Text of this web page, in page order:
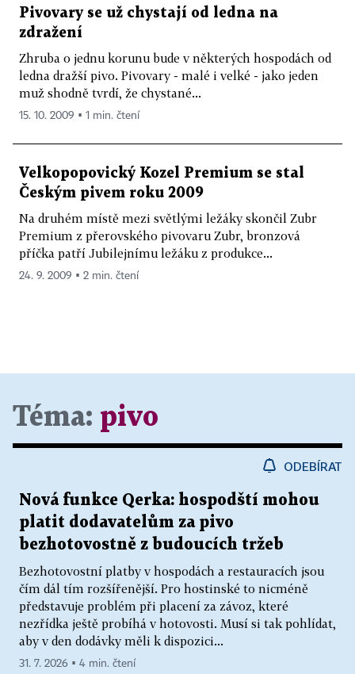
Pivovary se už chystají od ledna na
zdražení
Zhruba o jednu korunu bude v některých hospodách od
ledna dražší pivo. Pivovary - malé i velké - jako jeden
muž shodně tvrdí, že chystané...
15. 10. 2009 ▪ 1 min. čtení
Velkopopovický Kozel Premium se stal
Českým pivem roku 2009
Na druhém místě mezi světlými ležáky skončil Zubr
Premium z přerovského pivovaru Zubr, bronzová
příčka patří Jubilejnímu ležáku z produkce...
24. 9. 2009 ▪ 2 min. čtení
Téma: pivo
ODEBÍRAT
Nová funkce Qerka: hospodští mohou
platit dodavatelům za pivo
bezhotovostně z budoucích tržeb
Bezhotovostní platby v hospodách a restauracích jsou
čím dál tím rozšířenější. Pro hostinské to nicméně
představuje problém při placení za závoz, které
nezřídka ještě probíhá v hotovosti. Musí si tak pohlídat,
aby v den dodávky měli k dispozici...
31. 7. 2026 ▪ 4 min. čtení